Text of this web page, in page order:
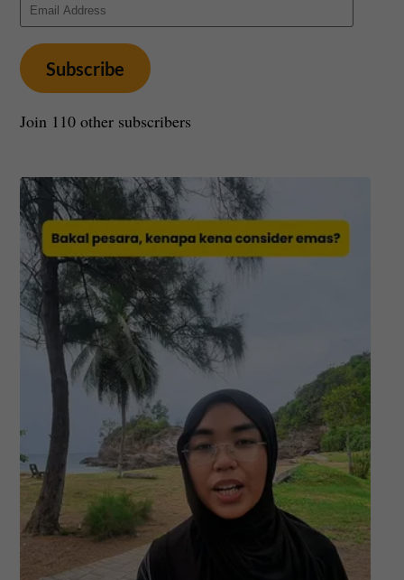
Email
Address
Subscribe
Join 110 other subscribers